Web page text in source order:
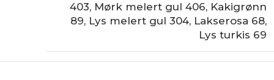
403, Mørk melert gul 406, Kakigrønn
89, Lys melert gul 304, Lakserosa 68,
Lys turkis 69